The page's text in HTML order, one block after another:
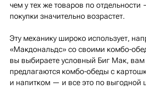
чем у тех же товаров по отдельности
покупки значительно возрастет.
Эту механику широко использует,
«Макдональдс» со своими комбо-
вы выбираете условный Биг Мак, вам
предлагаются комбо-обеды с
и напитком — и все это по выгодной